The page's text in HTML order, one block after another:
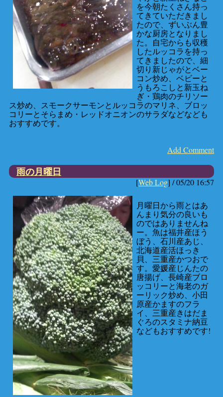
を今朝たくさん持っ
てきていただきまし
たので、ずいぶん豊
かな厨房となりまし
た。自宅からも収穫
したルッコラを持っ
てきましたので、細
切り新じゃがとベー
コン炒め、ベビーと
うもろこしと新玉ね
ぎ・鶏肉のチリソー
ス炒め、スモークサーモンとルッコラのマリネ、ブロッ
コリーとそらまめ・レッドオニオンのサラダなどなども
おすすめです。
Add Comment
雨の月曜日
[Web Log] /05/20 16:57
月曜日から雨とはあ
んまり気分の良いも
のではありませんね
ー。魚は福井産ほう
ぼう、石川産あじ、
北海道産活ほっき
貝、三重産かつおで
す。愛媛産じんたの
唐揚げ、長崎産ブロ
ッコリーと海老のガ
ーリック炒め、小田
原産かますのフラ
イ、三重産きはだま
ぐろのスタミナ納豆
などもおすすめです!